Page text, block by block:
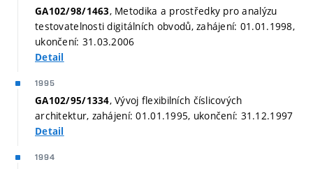
GA102/98/1463, Metodika a prostředky pro analýzu
testovatelnosti digitálních obvodů, zahájení: 01.01.1998,
ukončení: 31.03.2006
Detail
1995
GA102/95/1334, Vývoj flexibilních číslicových
architektur, zahájení: 01.01.1995, ukončení: 31.12.1997
Detail
1994